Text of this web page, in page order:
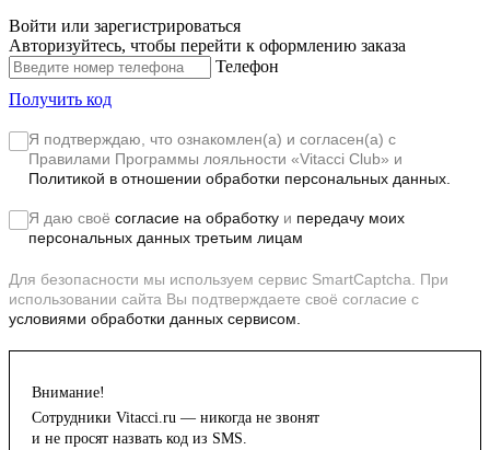
Войти или зарегистрироваться
Авторизуйтесь, чтобы перейти к оформлению заказа
Телефон
Получить код
Я подтверждаю, что ознакомлен(а) и согласен(а) с
Правилами Программы лояльности «Vitacci Club» и
Политикой в отношении обработки персональных данных.
Я даю своё согласие на обработку и передачу моих
персональных данных третьим лицам
Для безопасности мы используем сервис SmartCaptcha. При
использовании сайта Вы подтверждаете своё согласие с
условиями обработки данных сервисом.
Внимание!
Сотрудники Vitacci.ru — никогда не звонят
и не просят назвать код из SMS.